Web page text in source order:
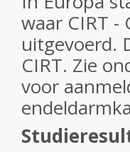
waar CIRT
uitgevoerd.
CIRT. Zie
voor